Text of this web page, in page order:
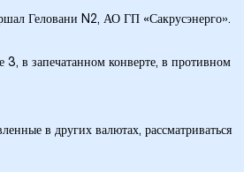
Геловани N2, АО ГП «Сакрусэнерго».
3, в запечатанном конверте, в противном
в других валютах, рассматриваться